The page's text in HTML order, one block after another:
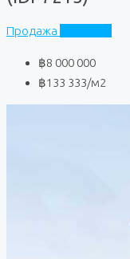
Продажа
฿8 000 000
฿133 333/м2